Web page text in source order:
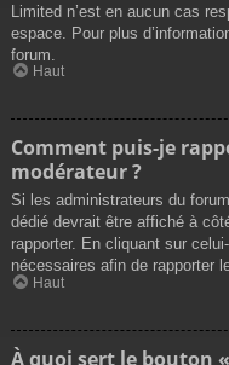
Limited n’est en aucun cas
espace. Pour plus
forum.
Haut
Comment puis-je
modérateur ?
Si les administrateurs du
dédié devrait être affiché à
rapporter. En cliquant sur
nécessaires afin de rapporter
Haut
À quoi sert le bouton